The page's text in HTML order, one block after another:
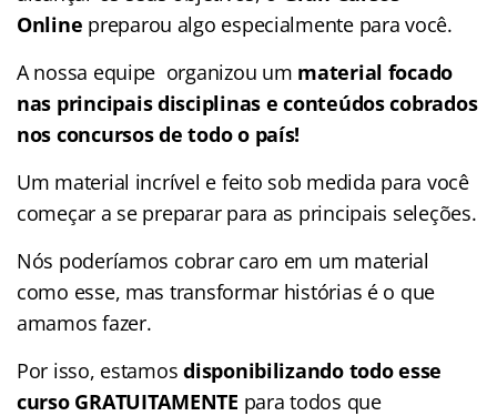
Online preparou algo especialmente para você.
A nossa equipe organizou um material focado
nas principais disciplinas e conteúdos cobrados
nos concursos de todo o país!
Um material incrível e feito sob medida para você
começar a se preparar para as principais seleções.
Nós poderíamos cobrar caro em um material
como esse, mas transformar histórias é o que
amamos fazer.
Por isso, estamos disponibilizando todo esse
curso GRATUITAMENTE para todos que